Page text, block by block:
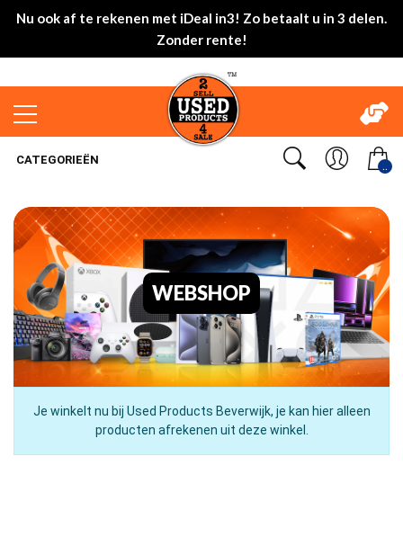
Nu ook af te rekenen met iDeal in3! Zo betaalt u in 3 delen.
Zonder rente!
..
CATEGORIEËN
WEBSHOP
Je winkelt nu bij Used Products Beverwijk, je kan hier alleen
producten afrekenen uit deze winkel.